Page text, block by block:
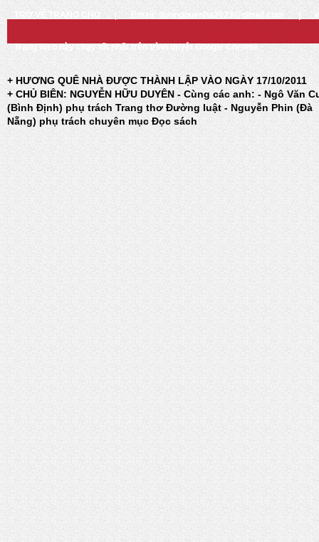
TRỞ VỀ TRANG CHỦ | Email: huongquenha2023@gmail.com
Trang Web này chạy tốt nhất trên trình duyệt Google Chrome
+ HƯƠNG QUÊ NHÀ ĐƯỢC THÀNH LẬP VÀO NGÀY 17/10/2011
+ CHỦ BIÊN: NGUYỄN HỮU DUYÊN - Cùng các anh: - Ngô Văn
(Bình Định) phụ trách Trang thơ Đường luật - Nguyễn Phin (Đà
Nẵng) phụ trách chuyên mục Đọc sách